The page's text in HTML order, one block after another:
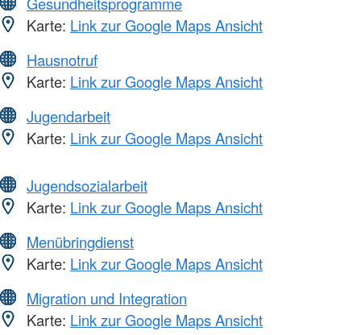
Karte: Link zur Google Maps Ansicht
Hausnotruf
Karte: Link zur Google Maps Ansicht
Jugendarbeit
Karte: Link zur Google Maps Ansicht
Jugendsozialarbeit
Karte: Link zur Google Maps Ansicht
Menübringdienst
Karte: Link zur Google Maps Ansicht
Migration und Integration
Karte: Link zur Google Maps Ansicht